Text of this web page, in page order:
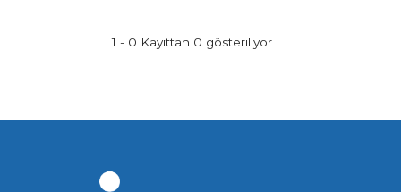
1 - 0 Kayıttan 0 gösteriliyor